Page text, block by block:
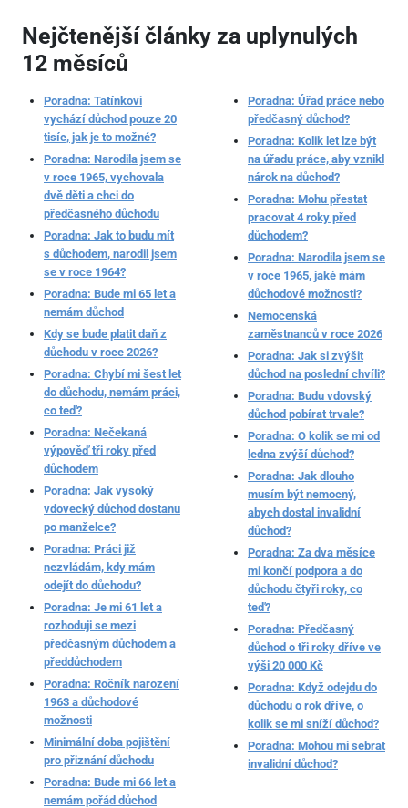
Nejčtenější články za uplynulých
12 měsíců
Poradna: Tatínkovi
vychází důchod pouze 20
tisíc, jak je to možné?
Poradna: Narodila jsem se
v roce 1965, vychovala
dvě děti a chci do
předčasného důchodu
Poradna: Jak to budu mít
s důchodem, narodil jsem
se v roce 1964?
Poradna: Bude mi 65 let a
nemám důchod
Kdy se bude platit daň z
důchodu v roce 2026?
Poradna: Chybí mi šest let
do důchodu, nemám práci,
co teď?
Poradna: Nečekaná
výpověď tři roky před
důchodem
Poradna: Jak vysoký
vdovecký důchod dostanu
po manželce?
Poradna: Práci již
nezvládám, kdy mám
odejít do důchodu?
Poradna: Je mi 61 let a
rozhoduji se mezi
předčasným důchodem a
předdůchodem
Poradna: Ročník narození
1963 a důchodové
možnosti
Minimální doba pojištění
pro přiznání důchodu
Poradna: Bude mi 66 let a
nemám pořád důchod
Poradna: Úřad práce nebo
předčasný důchod?
Poradna: Kolik let lze být
na úřadu práce, aby vznikl
nárok na důchod?
Poradna: Mohu přestat
pracovat 4 roky před
důchodem?
Poradna: Narodila jsem se
v roce 1965, jaké mám
důchodové možnosti?
Nemocenská
zaměstnanců v roce 2026
Poradna: Jak si zvýšit
důchod na poslední chvíli?
Poradna: Budu vdovský
důchod pobírat trvale?
Poradna: O kolik se mi od
ledna zvýší důchod?
Poradna: Jak dlouho
musím být nemocný,
abych dostal invalidní
důchod?
Poradna: Za dva měsíce
mi končí podpora a do
důchodu čtyři roky, co
teď?
Poradna: Předčasný
důchod o tři roky dříve ve
výši 20 000 Kč
Poradna: Když odejdu do
důchodu o rok dříve, o
kolik se mi sníží důchod?
Poradna: Mohou mi sebrat
invalidní důchod?